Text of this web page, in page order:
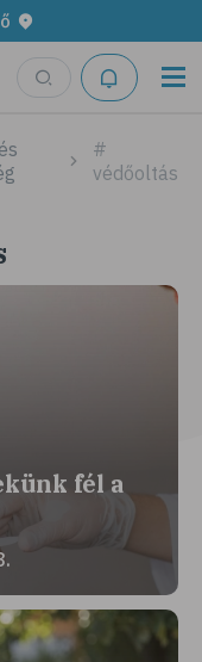
#
védőoltás
fél a